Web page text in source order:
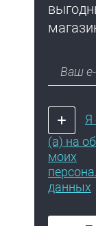
Я
(а) на
моих
данных